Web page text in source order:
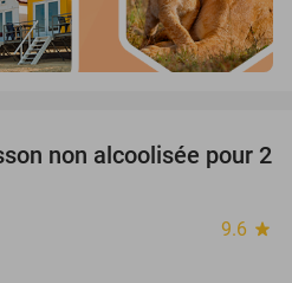
52%
non alcoolisée pour 2
9.6 star